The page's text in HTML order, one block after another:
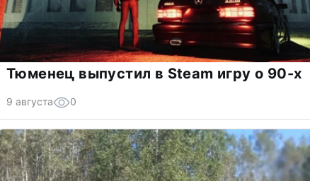
Тюменец выпустил в Steam игру о 90-х
9 августа 0